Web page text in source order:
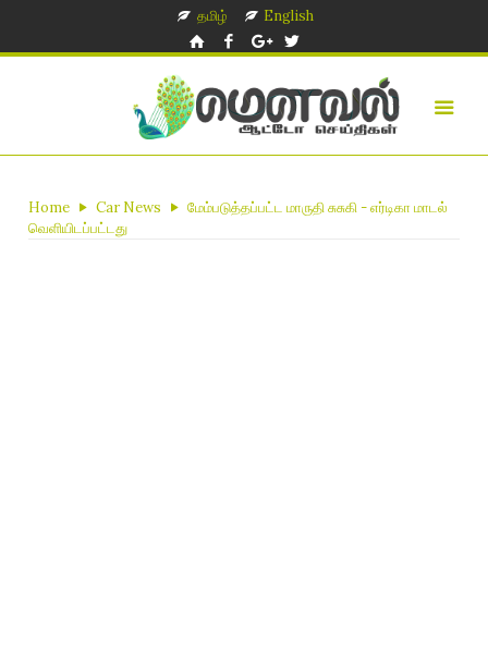
தமிழ் English
Home Car News
மேம்படுத்தப்பட்ட மாருதி சுசுகி - எர்டிகா மாடல்
வெளியிடப்பட்டது